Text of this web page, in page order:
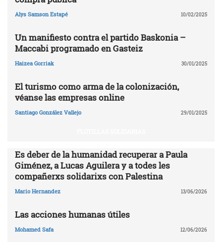
Alys Samson Estapé 10/02/2025
Un manifiesto contra el partido Baskonia –
Maccabi programado en Gasteiz
Haizea Gorriak 30/01/2025
El turismo como arma de la colonización,
véanse las empresas online
Santiago González Vallejo 29/01/2025
Es deber de la humanidad recuperar a Paula
Giménez, a Lucas Aguilera y a todes les
compañerxs solidarixs con Palestina
Mario Hernandez 13/06/2026
Las acciones humanas útiles
Mohamed Safa 12/06/2026